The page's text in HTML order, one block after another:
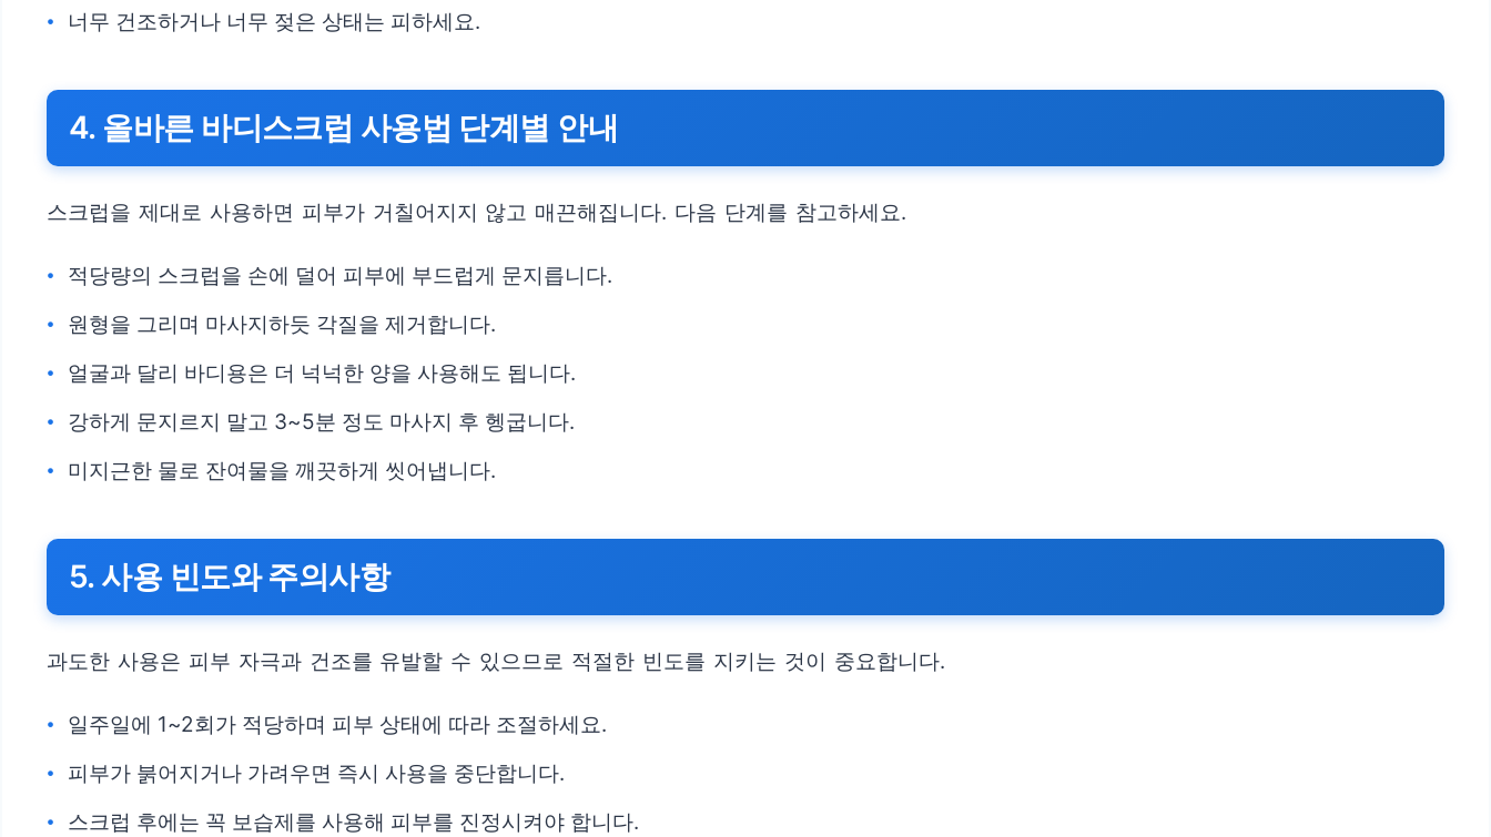
너무 건조하거나 너무 젖은 상태는 피하세요.
4. 올바른 바디스크럽 사용법 단계별 안내
스크럽을 제대로 사용하면 피부가 거칠어지지 않고 매끈해집니다. 다음 단계를 참고하세요.
적당량의 스크럽을 손에 덜어 피부에 부드럽게 문지릅니다.
원형을 그리며 마사지하듯 각질을 제거합니다.
얼굴과 달리 바디용은 더 넉넉한 양을 사용해도 됩니다.
강하게 문지르지 말고 3~5분 정도 마사지 후 헹굽니다.
미지근한 물로 잔여물을 깨끗하게 씻어냅니다.
5. 사용 빈도와 주의사항
과도한 사용은 피부 자극과 건조를 유발할 수 있으므로 적절한 빈도를 지키는 것이 중요합니다.
일주일에 1~2회가 적당하며 피부 상태에 따라 조절하세요.
피부가 붉어지거나 가려우면 즉시 사용을 중단합니다.
스크럽 후에는 꼭 보습제를 사용해 피부를 진정시켜야 합니다.